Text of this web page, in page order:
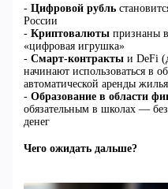
- Цифровой рубль
России
- Криптовалютыпризнаны в
«цифровая игрушка»
- Смарт-контрактыи DeFi
начинают использоваться в
автоматической аренды
- Образование в области
обязательным в школах —
денег
Чего ожидать дальше?